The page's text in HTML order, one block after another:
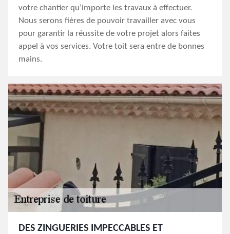
votre chantier qu’importe les travaux à effectuer.
Nous serons fières de pouvoir travailler avec vous
pour garantir la réussite de votre projet alors faites
appel à vos services. Votre toit sera entre de bonnes
mains.
DES ZINGUERIES IMPECCABLES ET